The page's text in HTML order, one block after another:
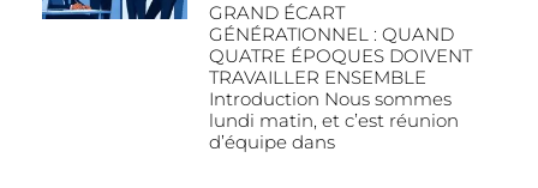
GRAND ÉCART
GÉNÉRATIONNEL : QUAND
QUATRE ÉPOQUES DOIVENT
TRAVAILLER ENSEMBLE
Introduction Nous sommes
lundi matin, et c’est réunion
d’équipe dans